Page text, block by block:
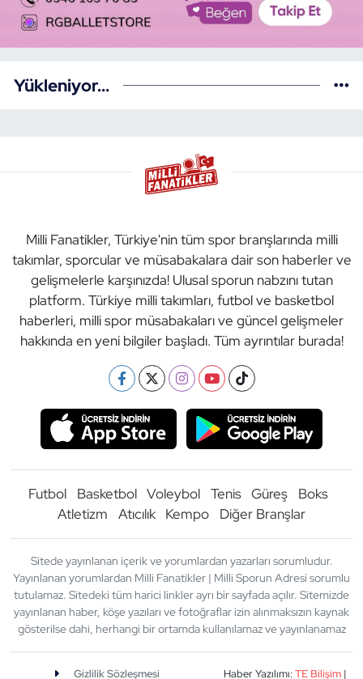
Yükleniyor...
Milli Fanatikler, Türkiye'nin tüm spor branşlarında milli
takımlar, sporcular ve müsabakalara dair son haberler ve
gelişmelerle karşınızda! Ulusal sporun nabzını tutan
platform. Türkiye milli takımları, futbol ve basketbol
haberleri, milli spor müsabakaları ve güncel gelişmeler
hakkında en yeni bilgiler başladı. Tüm ayrıntılar burada!
Futbol Basketbol Voleybol Tenis Güreş
Boks
Atletizm
Atıcılık Kempo Diğer Branşlar
Sitede yayınlanan içerik ve yorumlardan yazarları sorumludur.
Yayınlanan yorumlardan Milli Fanatikler | Milli Sporun Adresi sorumlu
tutulamaz. Sitedeki tüm harici linkler ayrı bir sayfada açılır. Sitemizde
yayınlanan haber, köşe yazıları ve fotoğraflar izin alınmaksızın kaynak
gösterilse dahi, herhangi bir ortamda kullanılamaz ve yayınlanamaz
Gizlilik Sözleşmesi Haber Yazılımı:TE Bilişim|